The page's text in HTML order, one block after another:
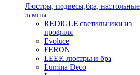
Люстры, подвесы,бра, настольные
лампы
REDIGLE светильники из
профиля
Evoluce
FERON
LEEK люстры и бра
Lumina Deco